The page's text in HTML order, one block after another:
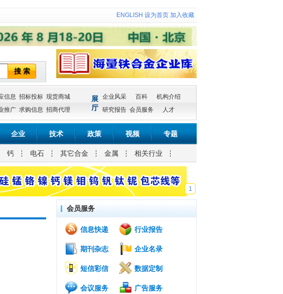
ENGLISH 设为首页 加入收藏
搜 索
信息 招标投标 现货商城
推广 求购信息 招商代理
展
厅
企业风采 百科
机构介绍
研究报告 会员服务 人才
企业 技术 政策 视频 专题
钙 电石 其它合金 金属 相关行业
1
会员服务
信息快递 行业报告
期刊杂志 企业名录
短信彩信 数据定制
会议服务 广告服务